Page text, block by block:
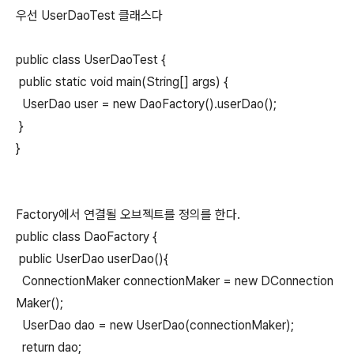
우선 UserDaoTest 클래스다
public class UserDaoTest {
public static void main(String[] args) {
UserDao user = new DaoFactory().userDao();
}
}
Factory에서 연결될 오브젝트를 정의를 한다.
public class DaoFactory {
public UserDao userDao(){
ConnectionMaker connectionMaker = new DConnection
Maker();
UserDao dao = new UserDao(connectionMaker);
return dao;